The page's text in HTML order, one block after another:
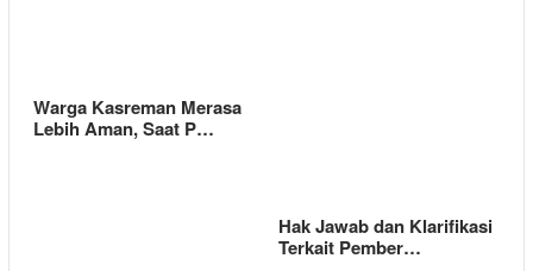
Warga Kasreman Merasa
Lebih Aman, Saat P…
Hak Jawab dan Klarifikasi
Terkait Pember…